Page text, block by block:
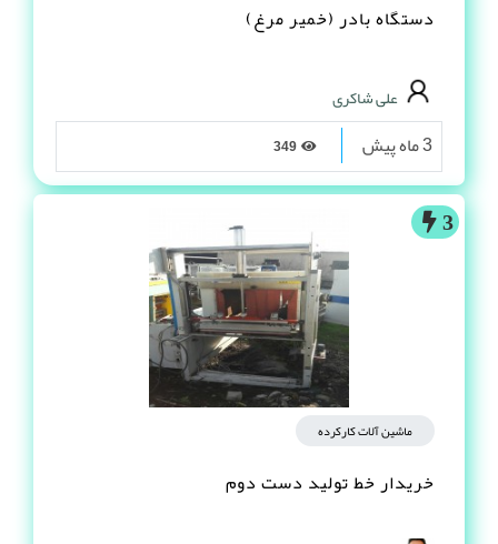
دستگاه بادر (خمیر مرغ)
علی شاکری
3 ماه پیش
3
ماشین آلات کارکرده
خریدار خط تولید دست دوم